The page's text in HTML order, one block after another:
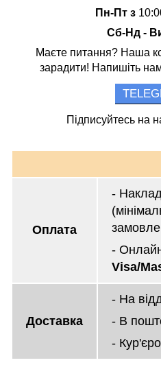
Пн-Пт з
Сб-Нд -
Маєте питання? Наша
зарадити! Напишіть
Підписуйтесь на
Оплата
-
-
Visa/
Доставка
- На
- В
-